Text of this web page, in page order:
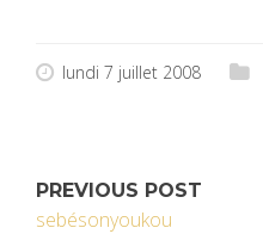
lundi 7 juillet 2008
PREVIOUS POST
sebésonyoukou